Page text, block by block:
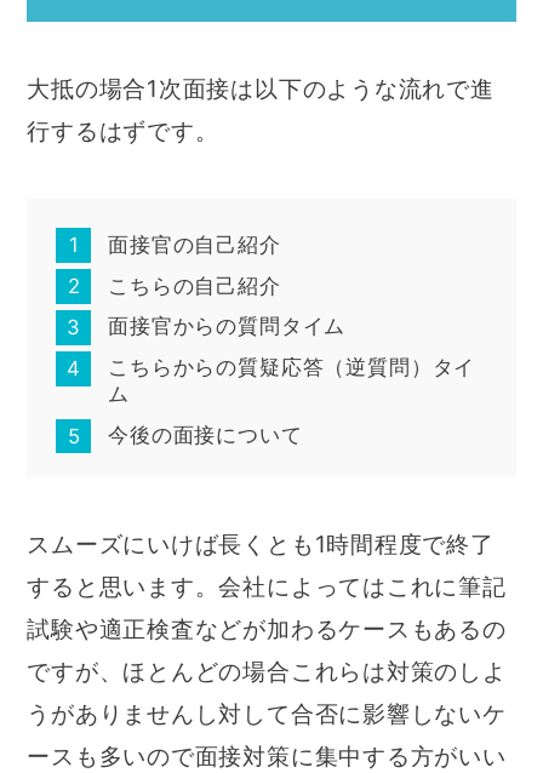
大抵の場合1次面接は以下のような流れで進
行するはずです。
面接官の自己紹介
こちらの自己紹介
面接官からの質問タイム
こちらからの質疑応答（逆質問）タイ
ム
今後の面接について
スムーズにいけば長くとも1時間程度で終了
すると思います。会社によってはこれに筆記
試験や適正検査などが加わるケースもあるの
ですが、ほとんどの場合これらは対策のしよ
うがありませんし対して合否に影響しないケ
ースも多いので面接対策に集中する方がいい